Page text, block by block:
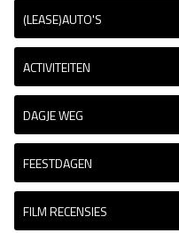
(LEASE)AUTO'S
ACTIVITEITEN
DAGJE WEG
FEESTDAGEN
FILM RECENSIES